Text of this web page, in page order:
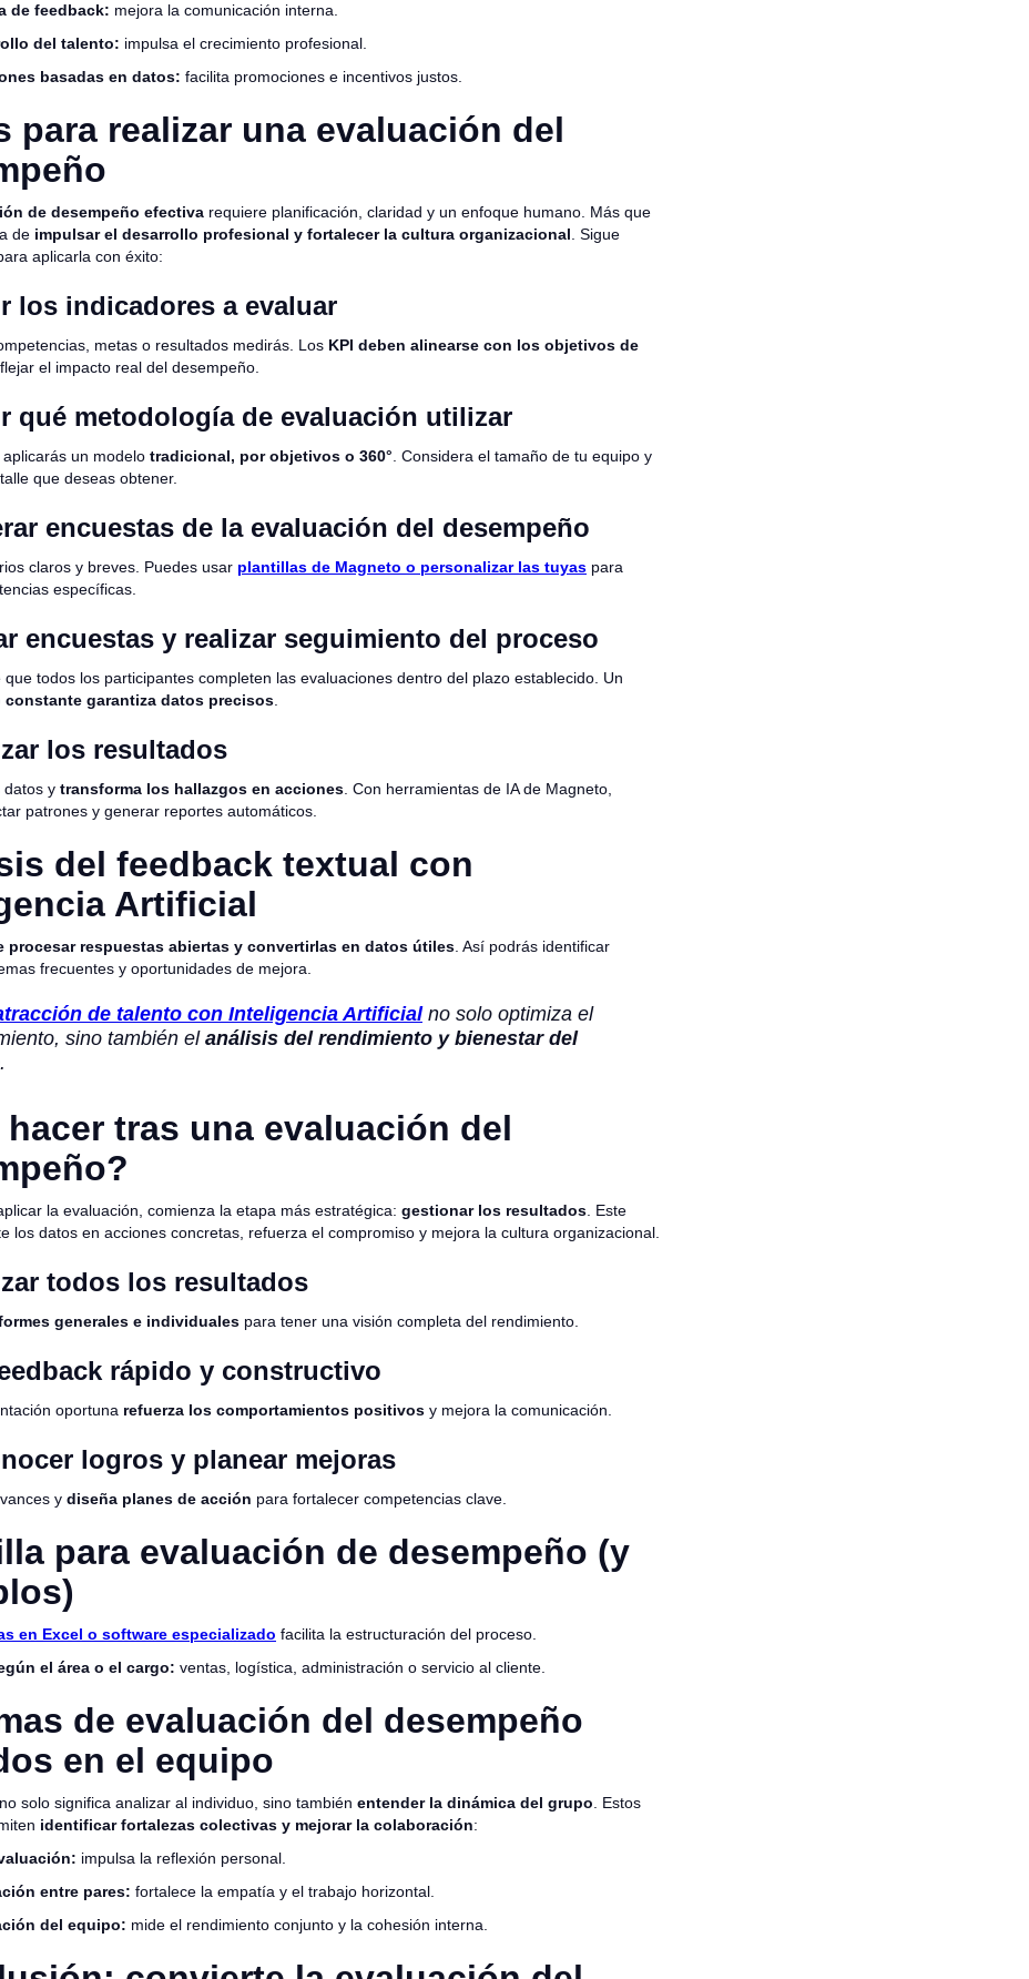
de feedback: mejora la comunicación interna.
del talento: impulsa el crecimiento profesional.
basadas en datos: facilita promociones e incentivos justos.
para realizar una evaluación del
de desempeño efectiva requiere planificación, claridad y un enfoque humano. Más que
de impulsar el desarrollo profesional y fortalecer la cultura organizacional . Sigue
aplicarla con éxito:
los indicadores a evaluar
metas o resultados medirás. Los KPI deben alinearse con los objetivos de
el impacto real del desempeño.
qué metodología de evaluación utilizar
un modelo tradicional, por objetivos o 360° . Considera el tamaño de tu equipo y
que deseas obtener.
encuestas de la evaluación del desempeño
claros y breves. Puedes usar plantillas de Magneto o personalizar las tuyas para
específicas.
encuestas y realizar seguimiento del proceso
que todos los participantes completen las evaluaciones dentro del plazo establecido. Un
constante garantiza datos precisos
los resultados
datos y transforma los hallazgos en acciones . Con herramientas de IA de Magneto,
patrones y generar reportes automáticos.
del feedback textual con
Artificial
procesar respuestas abiertas y convertirlas en datos útiles . Así podrás identificar
frecuentes y oportunidades de mejora.
de talento con Inteligencia Artificial no solo optimiza el
sino también el análisis del rendimiento y bienestar del
.
hacer tras una evaluación del
la evaluación, comienza la etapa más estratégica: gestionar los resultados . Este
los datos en acciones concretas, refuerza el compromiso y mejora la cultura organizacional.
todos los resultados
generales e individuales para tener una visión completa del rendimiento.
rápido y constructivo
oportuna refuerza los comportamientos positivos y mejora la comunicación.
logros y planear mejoras
y diseña planes de acción para fortalecer competencias clave.
para evaluación de desempeño (y
en Excel o software especializado facilita la estructuración del proceso.
el área o el cargo: ventas, logística, administración o servicio al cliente.
de evaluación del desempeño
en el equipo
solo significa analizar al individuo, sino también entender la dinámica del grupo . Estos
identificar fortalezas colectivas y mejorar la colaboración:
impulsa la reflexión personal.
entre pares: fortalece la empatía y el trabajo horizontal.
del equipo: mide el rendimiento conjunto y la cohesión interna.